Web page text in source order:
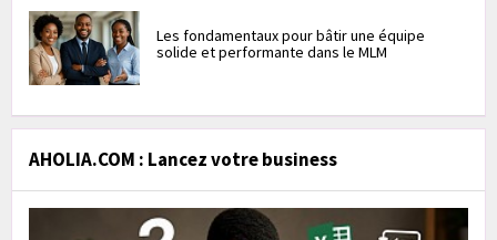
Les fondamentaux pour bâtir une équipe
solide et performante dans le MLM
AHOLIA.COM : Lancez votre business